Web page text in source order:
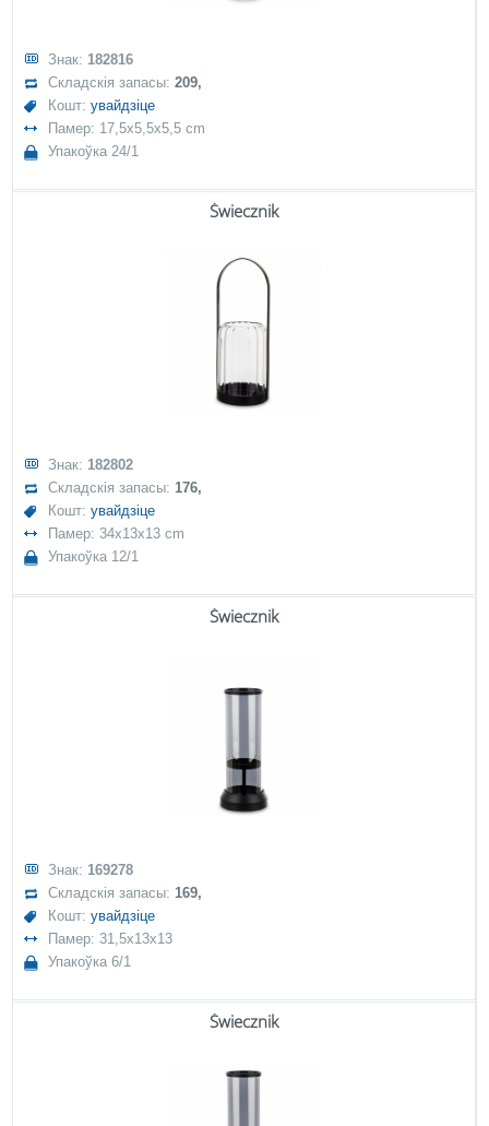
Знак: 182816
Складскія запасы:209,
Кошт:увайдзіце
Памер: 17,5x5,5x5,5 cm
Упакоўка 24/1
Świecznik
Знак: 182802
Складскія запасы:176,
Кошт:увайдзіце
Памер: 34x13x13 cm
Упакоўка 12/1
Świecznik
Знак: 169278
Складскія запасы:169,
Кошт:увайдзіце
Памер: 31,5x13x13
Упакоўка 6/1
Świecznik